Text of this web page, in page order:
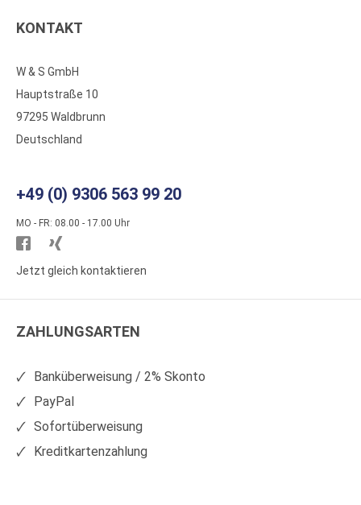
KONTAKT
W & S GmbH
Hauptstraße 10
97295 Waldbrunn
Deutschland
+49 (0) 9306 563 99 20
MO - FR: 08.00 - 17.00 Uhr
Besuchen
Sie
auf
Sie
auf
Jetzt gleich kontaktieren
ZAHLUNGSARTEN
Banküberweisung / 2% Skonto
PayPal
Sofortüberweisung
Kreditkartenzahlung